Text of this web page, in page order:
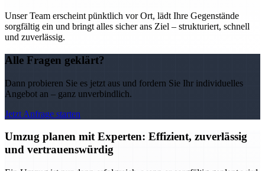
Unser Team erscheint pünktlich vor Ort, lädt Ihre Gegenstände
sorgfältig ein und bringt alles sicher ans Ziel – strukturiert, schnell
und zuverlässig.
Alle Fragen geklärt?
Dann probieren Sie es jetzt aus und fordern Sie Ihr individuelles
Angebot an – ganz unverbindlich.
Jetzt Anfrage starten
Umzug planen mit Experten: Effizient, zuverlässig
und vertrauenswürdig